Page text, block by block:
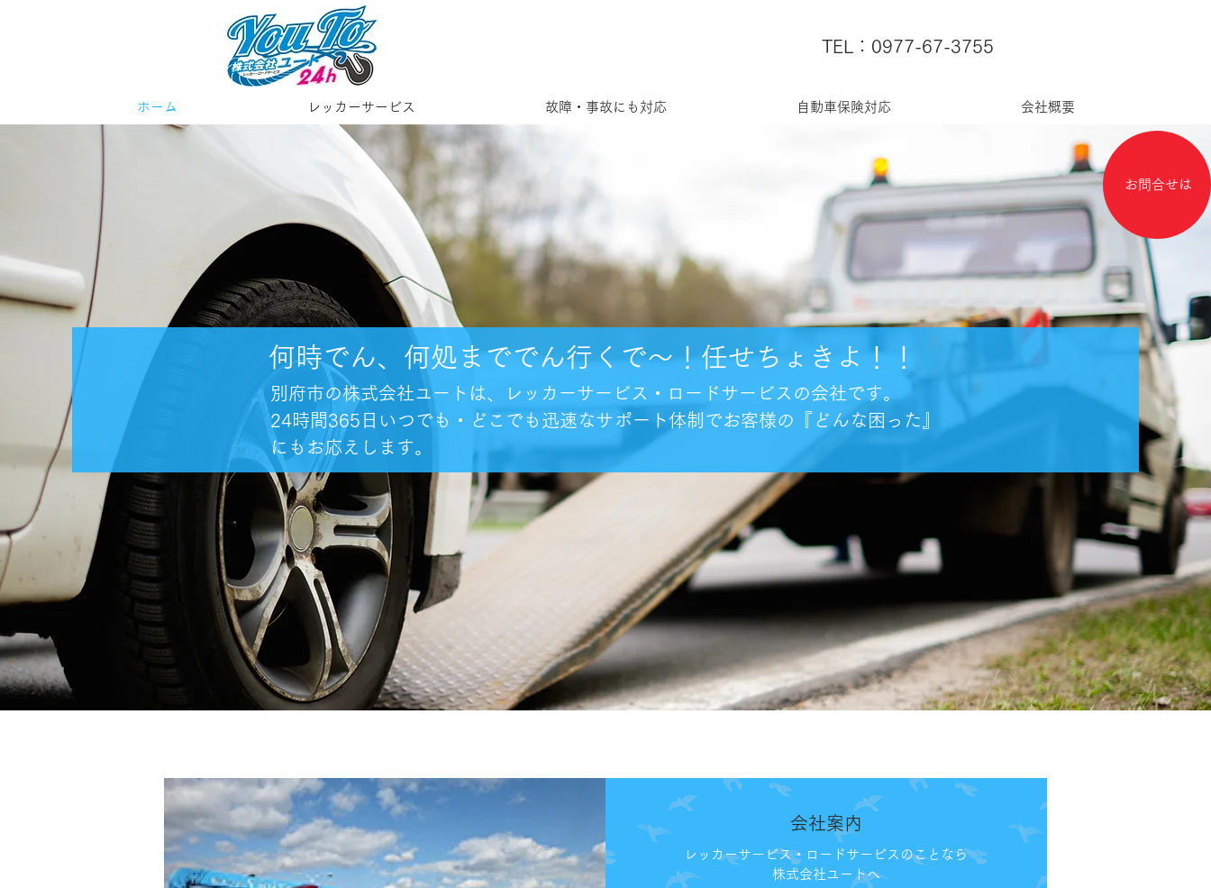
お問合せは
TEL：0977-67-3755
ホーム レッカーサービス 故障・事故にも対応 自動車保険対応 会社概要
何時でん、何処まででん行くで～！任せちょきよ！！
別府市の株式会社ユートは、レッカーサービス・ロードサービスの会社です。
24時間365日いつでも・どこでも迅速なサポート体制でお客様の『どんな困った』
にもお応えします。
会社案内
レッカーサービス・ロードサービスのことなら
株式会社ユートへ